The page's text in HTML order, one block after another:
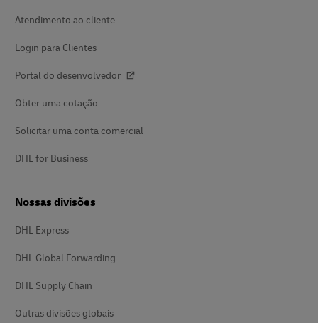
Atendimento ao cliente
Login para Clientes
Portal do desenvolvedor
Obter uma cotação
Solicitar uma conta comercial
DHL for Business
Nossas divisões
DHL Express
DHL Global Forwarding
DHL Supply Chain
Outras divisões globais